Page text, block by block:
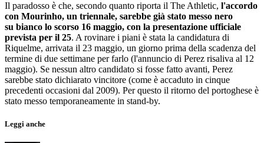
Il paradosso è che, secondo quanto riporta il The Athletic, l'accordo
con Mourinho, un triennale, sarebbe già stato messo nero
su bianco lo scorso 16 maggio, con la presentazione ufficiale
prevista per il 25. A rovinare i piani è stata la candidatura di
Riquelme, arrivata il 23 maggio, un giorno prima della scadenza del
termine di due settimane per farlo (l'annuncio di Perez risaliva al 12
maggio). Se nessun altro candidato si fosse fatto avanti, Perez
sarebbe stato dichiarato vincitore (come è accaduto in cinque
precedenti occasioni dal 2009). Per questo il ritorno del portoghese è
stato messo temporaneamente in stand-by.
Leggi anche